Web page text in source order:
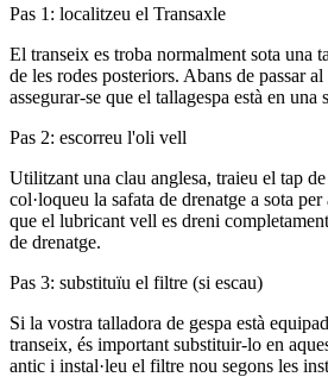
Pas 1: localitzeu el Transaxle
El transeix es troba normalment sota una
de les rodes posteriors. Abans de passar
assegurar-se que el tallagespa està en
Pas 2: escorreu l'oli vell
Utilitzant una clau anglesa, traieu el tap
col·loqueu la safata de drenatge a sota
que el lubricant vell es dreni
de drenatge.
Pas 3: substituïu el filtre (si escau)
Si la vostra talladora de gespa està
transeix, és important substituir-lo en
antic i instal·leu el filtre nou segons les